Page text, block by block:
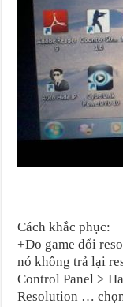
Cách khắc phục:
+Do game đổi
nó không trả lại
Control Panel >
Resolution …